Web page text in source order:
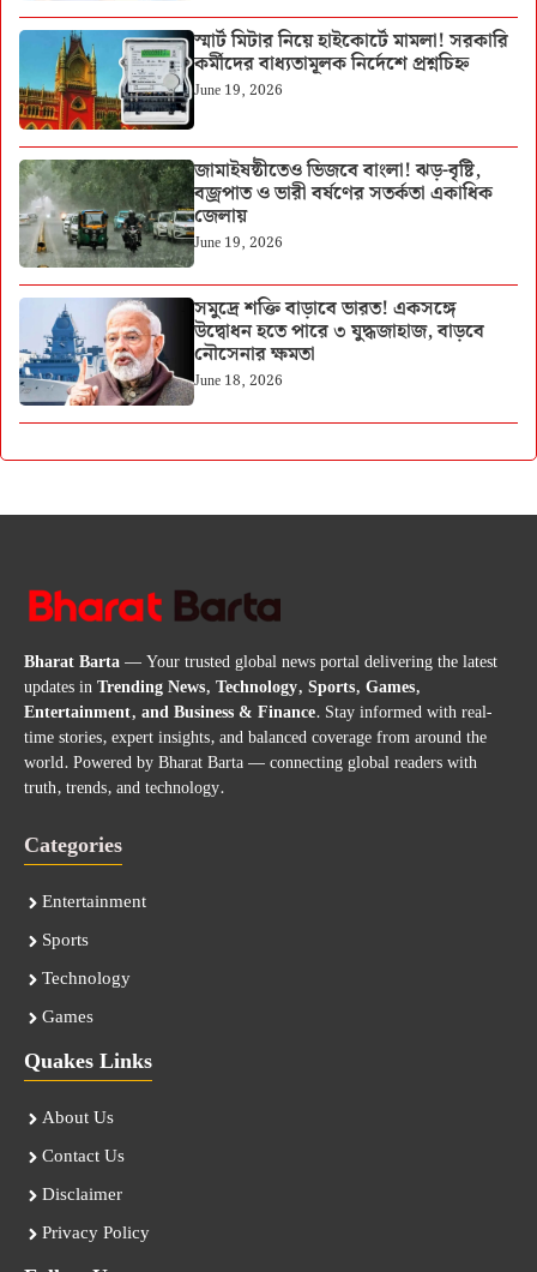
স্মার্ট মিটার নিয়ে হাইকোর্টে মামলা! সরকারি
কর্মীদের বাধ্যতামূলক নির্দেশে প্রশ্নচিহ্ন
June 19, 2026
জামাইষষ্ঠীতেও ভিজবে বাংলা! ঝড়-বৃষ্টি,
বজ্রপাত ও ভারী বর্ষণের সতর্কতা একাধিক
জেলায়
June 19, 2026
সমুদ্রে শক্তি বাড়াবে ভারত! একসঙ্গে
উদ্বোধন হতে পারে ৩ যুদ্ধজাহাজ, বাড়বে
নৌসেনার ক্ষমতা
June 18, 2026
Bharat Barta— Your trusted global news portal delivering the latest
updates inTrending News, Technology, Sports, Games,
Entertainment, and Business & Finance. Stay informed with real-
time stories, expert insights, and balanced coverage from around the
world. Powered by Bharat Barta — connecting global readers with
truth, trends, and technology.
Categories
Entertainment
Sports
Technology
Games
Quakes Links
About Us
Contact Us
Disclaimer
Privacy Policy